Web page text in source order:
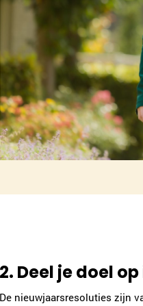
2. Deel je doel
De nieuwjaarsresoluties zijn